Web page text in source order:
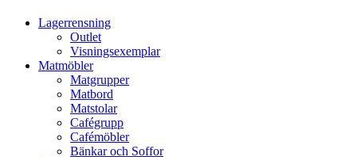
Lagerrensning
Outlet
Visningsexemplar
Matmöbler
Matgrupper
Matbord
Matstolar
Cafégrupp
Cafémöbler
Bänkar och Soffor